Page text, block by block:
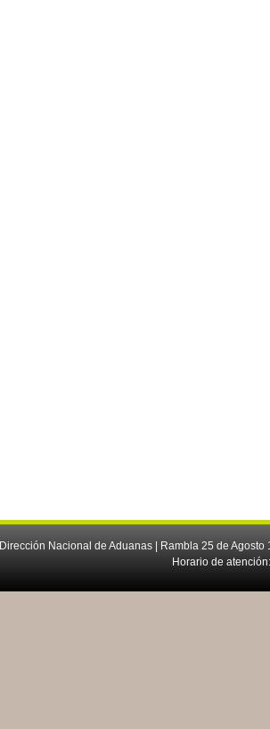
Dirección Nacional de Aduanas | Rambla 25 de
Horario de